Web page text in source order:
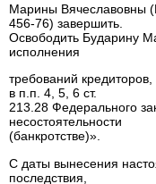
Марины Вячеславовны
456-76) завершить.
Освободить Бударину
исполнения
требований
в п.п. 4, 5, 6 ст.
213.28 Федерального
несостоятельности
(банкротстве)».
С даты вынесения
последствия,